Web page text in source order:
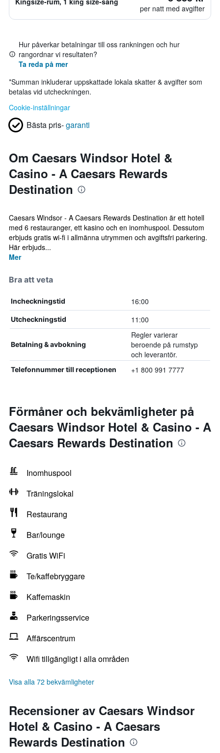
per natt med avgifter
Hur påverkar betalningar till oss rankningen och hur
rangordnar vi resultaten?
Ta reda på mer
*Summan inkluderar uppskattade lokala skatter & avgifter som
betalas vid utcheckningen.
Cookie-inställningar
Bästa pris-garanti
Om Caesars Windsor Hotel &
Casino - A Caesars Rewards
Destination
Caesars Windsor - A Caesars Rewards Destination är ett hotell
med 6 restauranger, ett kasino och en inomhuspool. Dessutom
erbjuds gratis wi-fi i allmänna utrymmen och avgiftsfri parkering.
Här erbjuds...
Mer
Bra att veta
Incheckningstid 16:00
Utcheckningstid 11:00
Betalning & avbokning
Regler varierar
beroende på rumstyp
och leverantör.
Telefonnummer till receptionen +1 800 991 7777
Förmåner och bekvämligheter på
Caesars Windsor Hotel & Casino - A
Caesars Rewards Destination
Inomhuspool
Träningslokal
Restaurang
Bar/lounge
Gratis WiFi
Te/kaffebryggare
Kaffemaskin
Parkeringsservice
Affärscentrum
Wifi tillgängligt i alla områden
Visa alla 72 bekvämligheter
Recensioner av Caesars Windsor
Hotel & Casino - A Caesars
Rewards Destination